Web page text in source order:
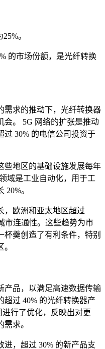
。
的市场份额，是光纤转换
需求的推动下，光纤转换器
会。 5G 网络的扩张是推动
30% 的电信公司投资于
些地区的基础设施发展每年
域是工业自动化，用于工
20%。
，欧洲和亚太地区超过
市连通性。这些趋势为市
羹创造了有利条件，特别
产品，以满足高速数据传输
过 40% 的光纤转换器产
行了优化，反映出对更
求。
，超过 30% 的新产品支